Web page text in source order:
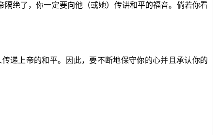
绝了，你一定要向他（或她）传讲和平的福音。倘若你看
递上帝的和平。因此，要不断地保守你的心并且承认你的